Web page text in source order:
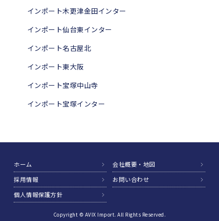
インポート木更津金田インター
インポート仙台東インター
インポート名古屋北
インポート東大阪
インポート宝塚中山寺
インポート宝塚インター
ホーム
会社概要・地図
採用情報
お問い合わせ
個人情報保護方針
Copyright © AVIX Import. All Rights Reserved.